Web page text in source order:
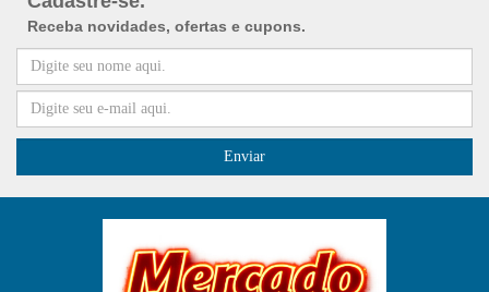
Receba novidades, ofertas e cupons.